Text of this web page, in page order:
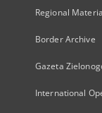
Regional
Border Archive
Gazeta
International